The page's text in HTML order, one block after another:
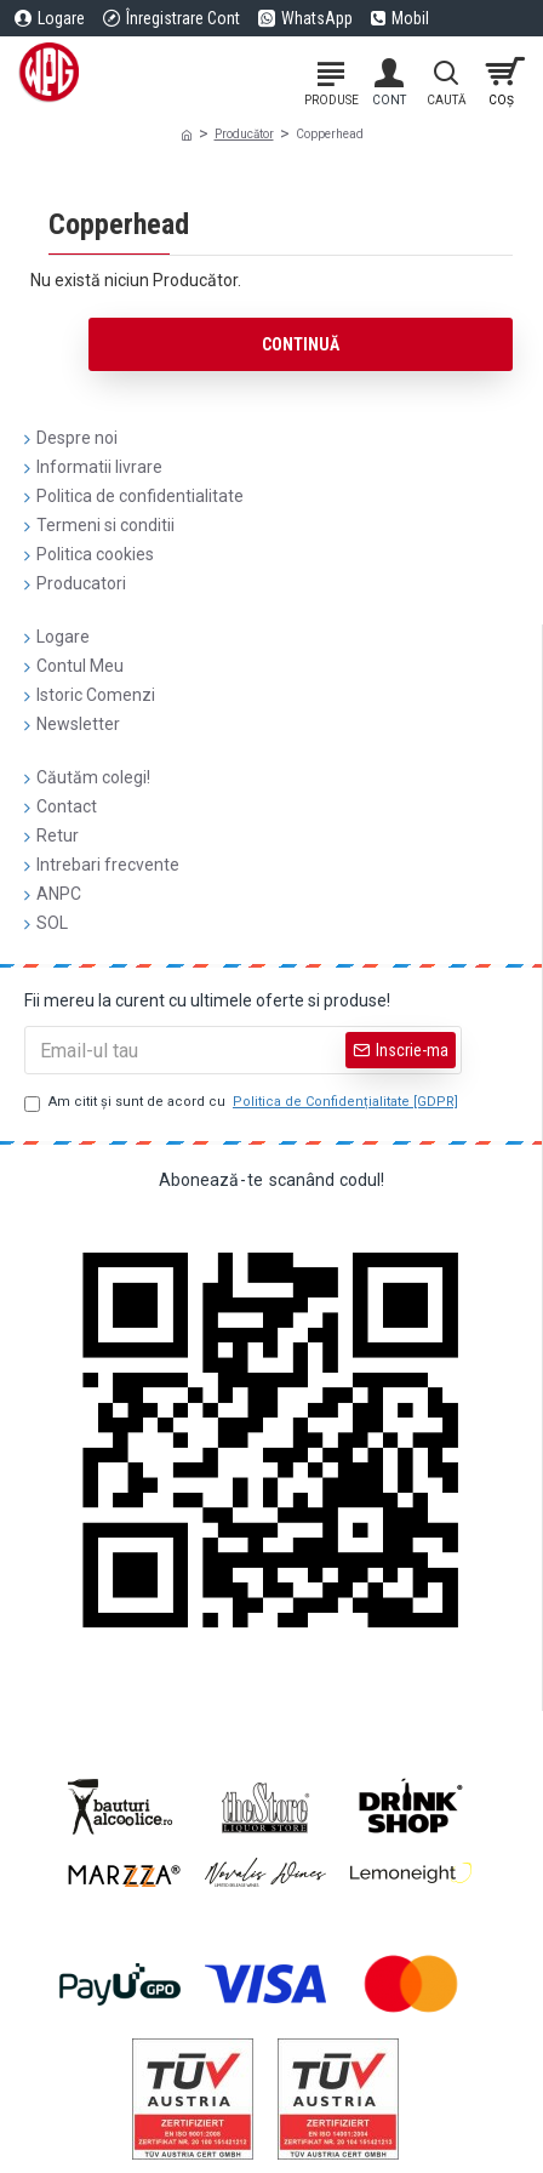
Logare Înregistrare Cont WhatsApp Mobil
Producător Copperhead
Copperhead
Nu există niciun Producător.
CONTINUĂ
Despre noi
Informatii livrare
Politica de confidentialitate
Termeni si conditii
Politica cookies
Producatori
Logare
Contul Meu
Istoric Comenzi
Newsletter
Căutăm colegi!
Contact
Retur
Intrebari frecvente
ANPC
SOL
Fii mereu la curent cu ultimele oferte si produse!
Inscrie-ma
Am citit şi sunt de acord cu Politica de Confidențialitate [GDPR]
Abonează-te scanând codul!